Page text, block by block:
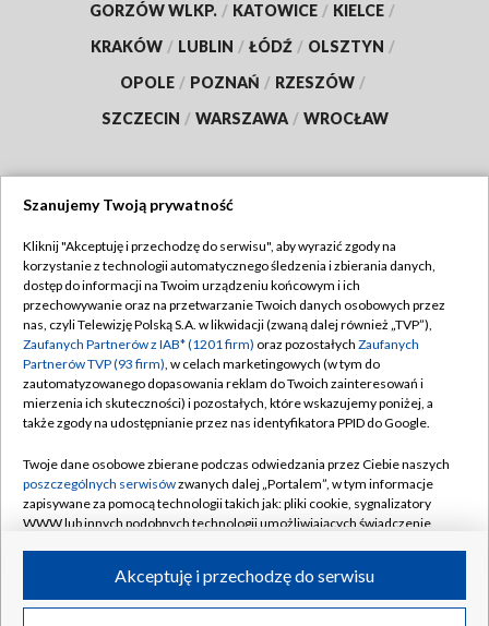
GORZÓW WLKP. / KATOWICE / KIELCE /
KRAKÓW / LUBLIN / ŁÓDŹ / OLSZTYN /
OPOLE / POZNAŃ / RZESZÓW /
SZCZECIN / WARSZAWA / WROCŁAW
TVP
Abonament TVP
Emisja w TVP
Centrum informacji TVP
Naziemna Telewizja Cyfrowa
Rada Programowa
System NOS
Informacje o nadawcy
Program dla prasy
Regulamin TVP
Polityka prywatności
Moje zgody
Pomoc
Kontakt
Kanały
©2026 Telewizja Polska S.A. w likwidacji
Szanujemy Twoją prywatność
Kliknij "Akceptuję i przechodzę do serwisu", aby wyrazić zgody na
korzystanie z technologii automatycznego śledzenia i zbierania danych,
dostęp do informacji na Twoim urządzeniu końcowym i ich
przechowywanie oraz na przetwarzanie Twoich danych osobowych przez
nas, czyli Telewizję Polską S.A. w likwidacji (zwaną dalej również „TVP”),
Zaufanych Partnerów z IAB* (1201 firm) oraz pozostałych Zaufanych
Partnerów TVP (93 firm), w celach marketingowych (w tym do
zautomatyzowanego dopasowania reklam do Twoich zainteresowań i
mierzenia ich skuteczności) i pozostałych, które wskazujemy poniżej, a
także zgody na udostępnianie przez nas identyfikatora PPID do Google.
Twoje dane osobowe zbierane podczas odwiedzania przez Ciebie naszych
poszczególnych serwisówzwanych dalej „Portalem”, w tym informacje
zapisywane za pomocą technologii takich jak: pliki cookie, sygnalizatory
WWW lub innych podobnych technologii umożliwiających świadczenie
ruchu w Internecie.Akceptuję i przechodzę do serwisu